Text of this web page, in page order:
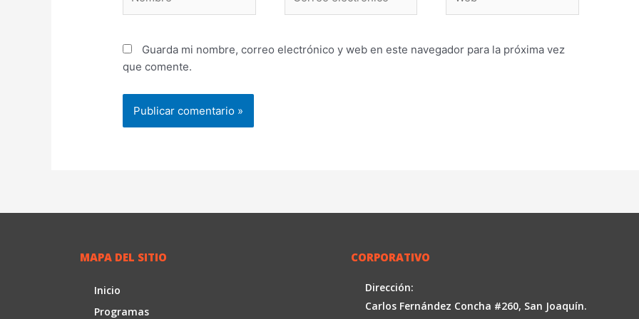
electrónico*
Guarda mi nombre, correo electrónico y web en este navegador para la próxima vez
que comente.
MAPA DEL SITIO
Inicio
Programas
CORPORATIVO
Dirección:
Carlos Fernández Concha #260, San Joaquín.